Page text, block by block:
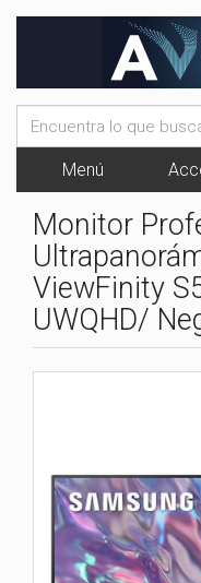
Menú
Monitor
ViewFinity
UWQHD/